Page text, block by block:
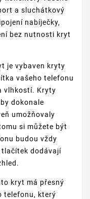
a sluchátkový
nabíječky,
bez nutnosti kryt
je vybaven kryty
vašeho telefonu
vlhkostí. Kryty
dokonale
umožňovaly
si můžete být
budou vždy
dodávají
kryt má přesný
telefonu, který